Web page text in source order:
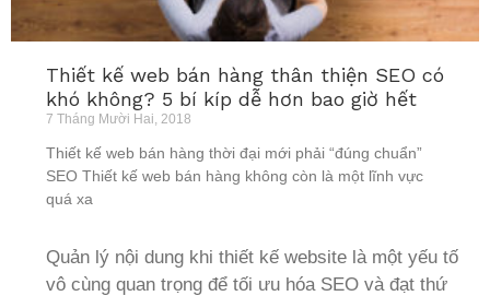
Thiết kế web bán hàng thân thiện SEO có
khó không? 5 bí kíp dễ hơn bao giờ hết
7 Tháng Mười Hai, 2018
Thiết kế web bán hàng thời đại mới phải “đúng chuẩn”
SEO Thiết kế web bán hàng không còn là một lĩnh vực
quá xa
Quản lý nội dung khi thiết kế website là một yếu tố
vô cùng quan trọng để tối ưu hóa SEO và đạt thứ